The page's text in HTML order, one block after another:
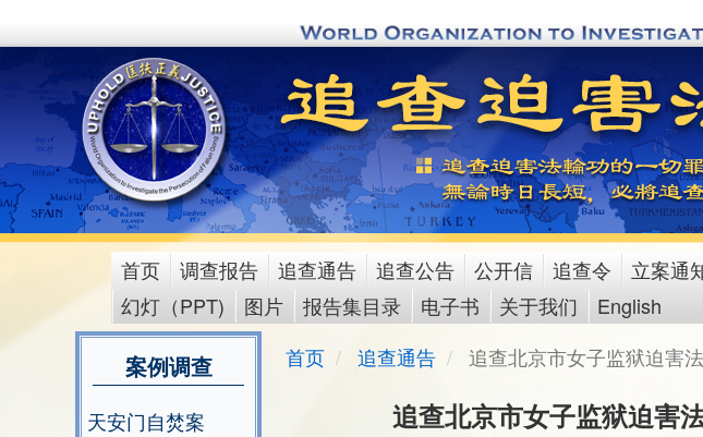
to
content
main
menu
首页 调查报告 追查通告 追查公告 公开信 追查令 立案通
幻灯（PPT)
图片 报告集目录 电子书 关于我们 English
案例调查
天安门自焚案
首页 追查通告 追查北京市女子监狱迫害
追查北京市女子监狱迫害